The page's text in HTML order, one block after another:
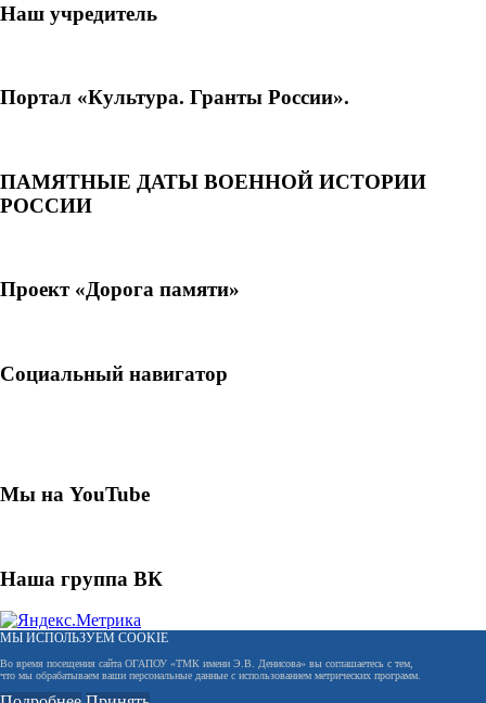
Наш учредитель
Портал «Культура. Гранты России».
ПАМЯТНЫЕ ДАТЫ ВОЕННОЙ ИСТОРИИ
РОССИИ
Проект «Дорога памяти»
Социальный навигатор
Мы на YouTube
Наша группа ВК
МЫ ИСПОЛЬЗУЕМ COOKIE
Во время посещения сайта ОГАПОУ «ТМК имени Э.В. Денисова» вы соглашаетесь с тем,
что мы обрабатываем ваши персональные данные с использованием метрических программ.